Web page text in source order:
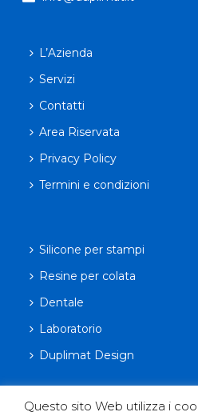
L’Azienda
Servizi
Contatti
Area Riservata
Privacy Policy
Termini e condizioni
Silicone per stampi
Resine per colata
Dentale
Laboratorio
Duplimat Design
Questo sito Web utilizza i